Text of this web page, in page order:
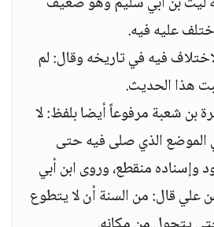
عليه فيه.
فيه في تاريخه وقال: لم
هذا الحديث.
بن شعبة مرفوعاً أيضا بلفظ: لا
الموضع الذي صلى فيه حتى
وإسناده منقطع، وروى ابن أبي
علي قال: من السنة أن لا يتطوع